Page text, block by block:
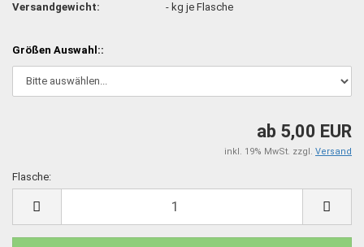
Versandgewicht:
- kg je Flasche
Größen Auswahl::
ab 5,00 EUR
inkl. 19% MwSt. zzgl. Versand
Flasche: